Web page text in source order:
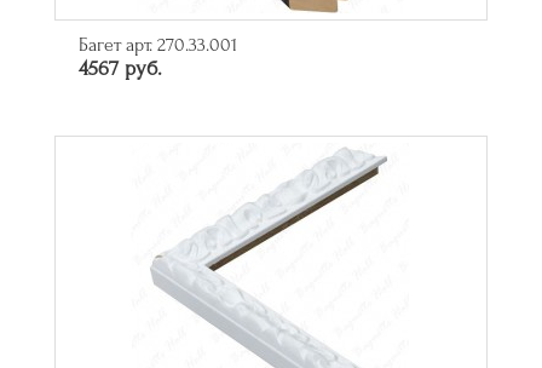
Багет арт. 270.33.001
4567 руб.